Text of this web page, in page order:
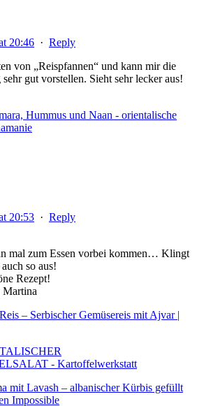
20:46 · Reply
von „Reispfannen“ und kann mir die
gut vorstellen. Sieht sehr lecker aus!
Hummus und Naan - orientalische
20:53 · Reply
mal zum Essen vorbei kommen… Klingt
so aus!
Rezept!
Martina
– Serbischer Gemüsereis mit Ajvar |
- Kartoffelwerkstatt
mit Lavash – albanischer Kürbis gefüllt
Impossible